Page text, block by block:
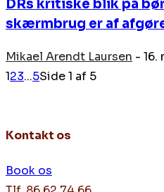
DRs kritiske blik på
skærmbrug er af
Mikael Arendt Laursen - 16.
123...5Side 1 af 5
Kontakt os
Book os